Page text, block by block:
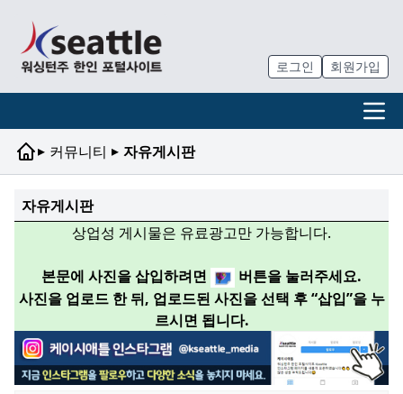
로그인 회원가입
▸ 커뮤니티 ▸ 자유게시판
자유게시판
상업성 게시물은 유료광고만 가능합니다.
본문에 사진을 삽입하려면
버튼을 눌러주세요.
사진을 업로드 한 뒤, 업로드된 사진을 선택 후 “삽입”을 누
르시면 됩니다.